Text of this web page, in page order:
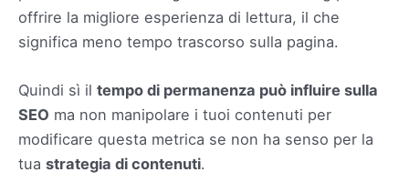
offrire la migliore esperienza di lettura, il che
significa meno tempo trascorso sulla pagina.
Quindi sì il tempo di permanenza può influire sulla
SEO ma non manipolare i tuoi contenuti per
modificare questa metrica se non ha senso per la
tua strategia di contenuti.